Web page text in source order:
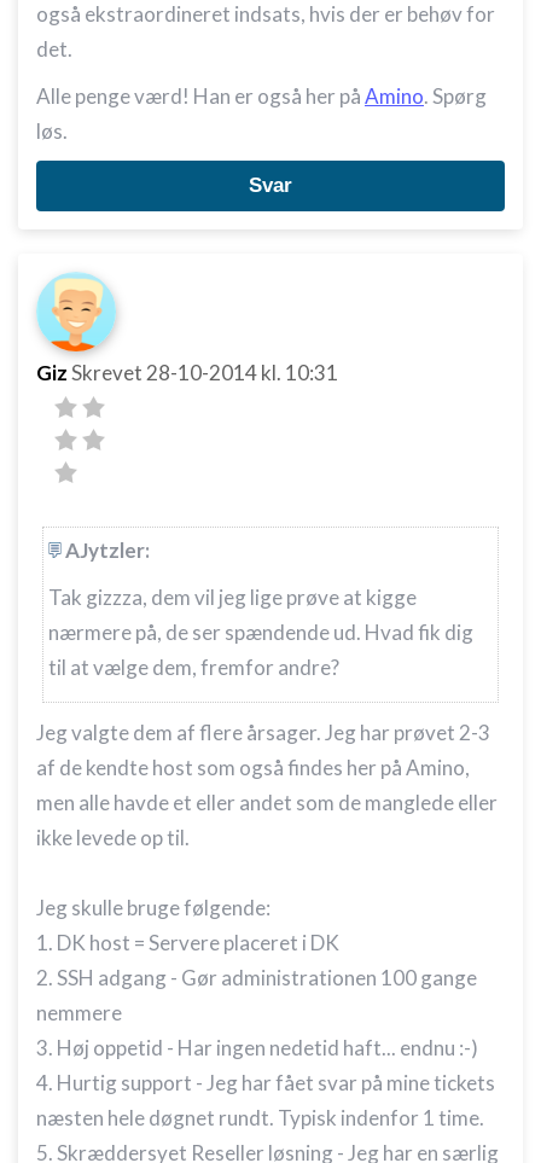
også ekstraordineret indsats, hvis der er behøv for
det.
Alle penge værd! Han er også her påAmino. Spørg
løs.
Svar
GizSkrevet 28-10-2014kl. 10:31
AJytzler:
Tak gizzza, dem vil jeg lige prøve at kigge
nærmere på, de ser spændende ud. Hvad fik dig
til at vælge dem, fremfor andre?
Jeg valgte dem af flere årsager. Jeg har prøvet 2-3
af de kendte host som også findes her på Amino,
men alle havde et eller andet som de manglede eller
ikke levede op til.
Jeg skulle bruge følgende:
1. DK host = Servere placeret i DK
2. SSH adgang - Gør administrationen 100 gange
nemmere
3. Høj oppetid - Har ingen nedetid haft... endnu :-)
4. Hurtig support - Jeg har fået svar på mine tickets
næsten hele døgnet rundt. Typisk indenfor 1 time.
5. Skræddersyet Reseller løsning - Jeg har en særlig
Oprette profiler for at tilpasse indhold
Udvikle og forbedre tjenester
Bruge begrænsede oplysninger til at vælge
indhold
IAB Special Features:
Bruge præcise geografiske
placeringsoplysninger
Identificere enheder baseret på aktivt
anmodede oplysninger
Ikke-IAB-behandlingsformål:
Nødvendig
Ydeevne
Funktionel
Annoncering / marketing